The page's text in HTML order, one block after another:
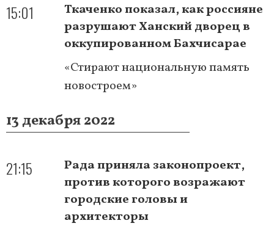
15:01
Ткаченко показал, как россияне
разрушают Ханский дворец в
оккупированном Бахчисарае
«Стирают национальную память
новостроем»
13 декабря 2022
21:15
Рада приняла законопроект,
против которого возражают
городские головы и
архитекторы